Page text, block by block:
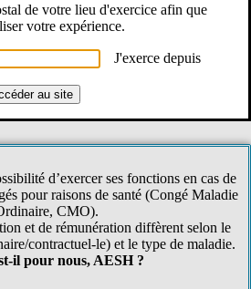
d’exercer ses fonctions en cas de
pour raisons de santé (Congé Maladie
CMO).
et de rémunération diffèrent selon le
contractuel-le) et le type de maladie.
il pour nous, AESH ?
de votre lieu d'exercice afin que
votre expérience.
J'exerce depuis
au site